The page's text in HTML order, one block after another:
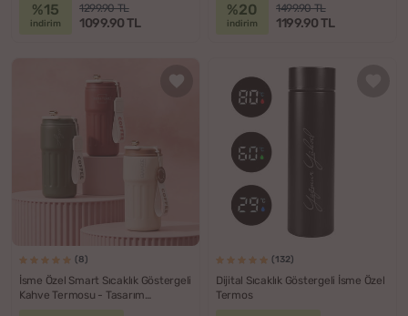
%15
indirim
1299.90 TL
1099.90 TL
%20
indirim
1499.90 TL
1199.90 TL
(8)
İsme Özel Smart Sıcaklık Göstergeli
Kahve Termosu - Tasarım
(132)
Dijital Sıcaklık Göstergeli İsme Özel
Termos